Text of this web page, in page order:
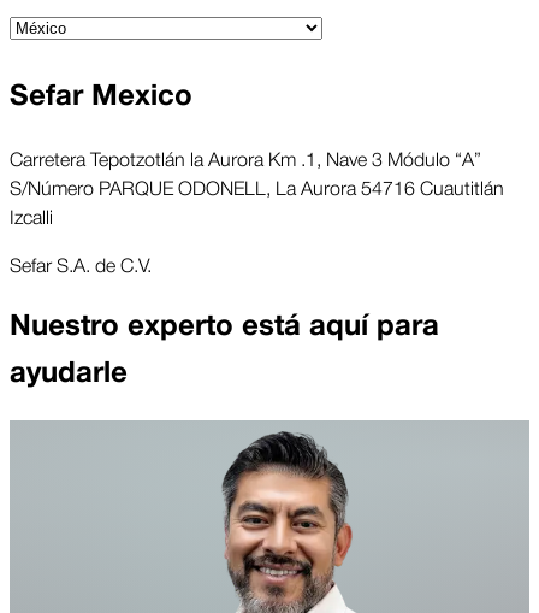
Sefar Mexico
Carretera Tepotzotlán la Aurora Km .1, Nave 3 Módulo “A”
S/Número PARQUE ODONELL, La Aurora 54716 Cuautitlán
Izcalli
Sefar S.A. de C.V.
Nuestro experto está aquí para
ayudarle